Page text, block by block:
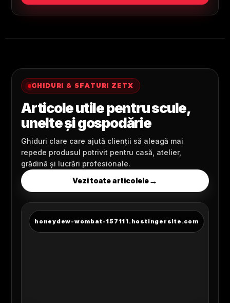
GHIDURI & SFATURI ZETX
Articole utile pentru scule,
unelte și gospodărie
Ghiduri clare care ajută clienții să aleagă mai
repede produsul potrivit pentru casă, atelier,
grădină și lucrări profesionale.
Vezi toate articolele→